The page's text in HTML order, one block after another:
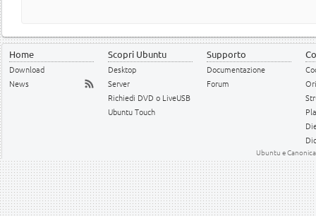
Home
Download
News
Scopri Ubuntu
Desktop
Server
Richiedi DVD o LiveUSB
Ubuntu Touch
Supporto
Documentazione
Forum
Ubuntu e